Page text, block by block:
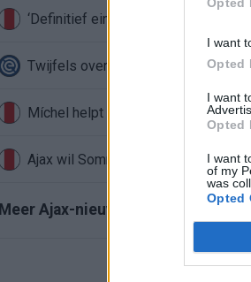
I want
Opted
I want
Opted
I want
of my
was
Opted
‘Definitief einde verhaal voor Beuker
Twijfels over Weghorst? Ten Hag
Míchel helpt Ajax aan topkeeper:
Ajax wil Sommer, maar Club Brugge
Meer Ajax-nieuws